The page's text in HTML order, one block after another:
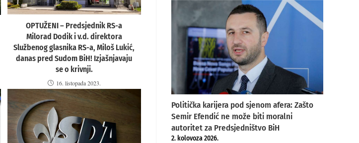
OPTUŽENI – Predsjednik RS-a
Milorad Dodik i v.d. direktora
Službenog glasnika RS-a, Miloš Lukić,
danas pred Sudom BiH! Izjašnjavaju
se o krivnji.
16. listopada 2023.
Politička karijera pod sjenom afera: Zašto
Semir Efendić ne može biti moralni
autoritet za Predsjedništvo BiH
2. kolovoza 2026.